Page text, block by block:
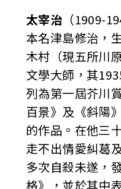
太宰治 （1909-
本名津島修治，
木村（現五所川
文學大師，其
列為第一屆芥川
百景》及《斜陽
的作品。在他三
走不出情愛糾葛
多次自殺未遂，
格》，並於其中